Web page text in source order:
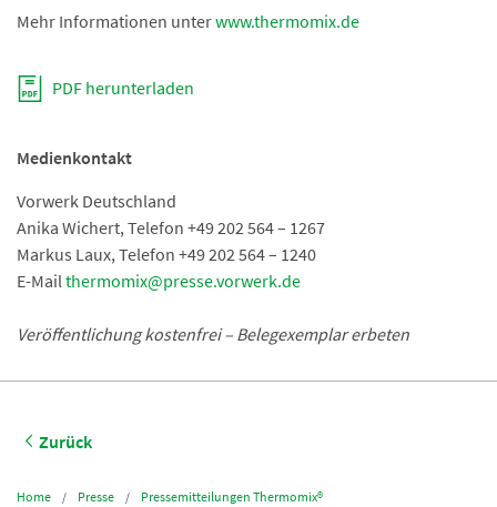
Mehr Informationen unterwww.thermomix.de
PDF herunterladen
Medienkontakt
Vorwerk Deutschland
Anika Wichert, Telefon +49 202 564 – 1267
Markus Laux, Telefon +49 202 564 – 1240
E-Mailthermomix@presse.vorwerk.de
Veröffentlichung kostenfrei – Belegexemplar erbeten
Zurück
Home Presse Pressemitteilungen Thermomix®